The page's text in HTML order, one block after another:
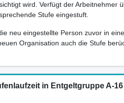
wird. Verfügt der Arbeitnehmer
Stufe eingestuft.
neu eingestellte Person zuvor in
Organisation auch die Stufe
in Entgeltgruppe A-